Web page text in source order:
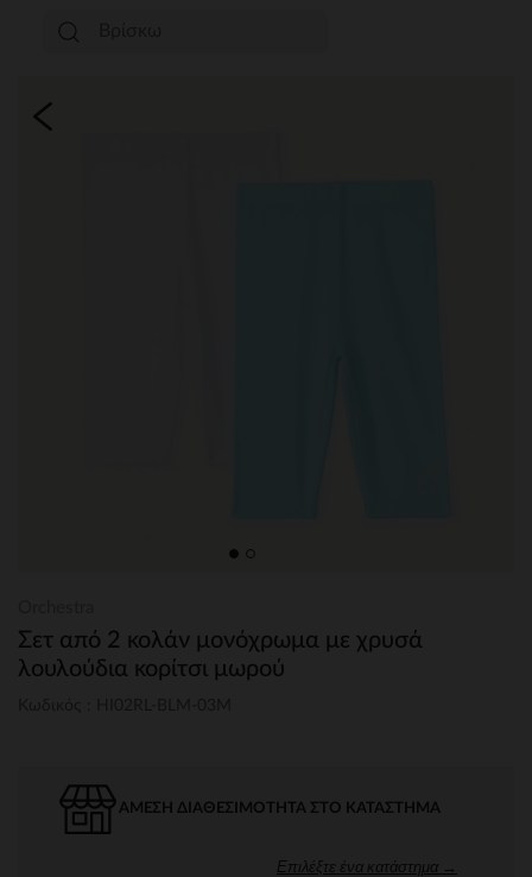
Σετ από 2 κολάν μονόχρωμα με χρυσά
λουλούδια κορίτσι μωρού
ΆΜΕΣΗ ΔΙΑΘΕΣΙΜΌΤΗΤΑ ΣΤΟ ΚΑΤΆΣΤΗΜΑ
Επιλέξτε ένα κατάστημα →